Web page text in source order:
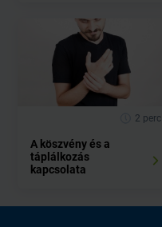
2 perc
A köszvény és a
táplálkozás
kapcsolata